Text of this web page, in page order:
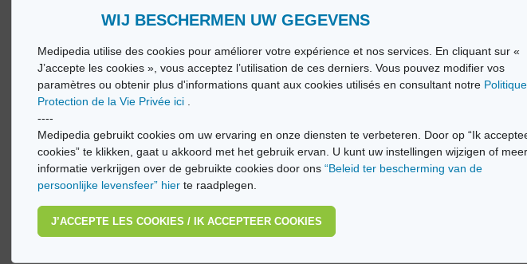
WIJ BESCHERMEN UW GEGEVENS
Medipedia utilise des cookies pour améliorer votre expérience et nos services. En cliquant sur «
J’accepte les cookies », vous acceptez l’utilisation de ces derniers. Vous pouvez modifier vos
paramètres ou obtenir plus d'informations quant aux cookies utilisés en consultant notre
Protection de la Vie Privée ici .
----
Medipedia gebruikt cookies om uw ervaring en onze diensten te verbeteren. Door op “Ik
cookies” te klikken, gaat u akkoord met het gebruik ervan. U kunt uw instellingen wijzigen of meer
informatie verkrijgen over de gebruikte cookies door ons“Beleid ter bescherming van de
persoonlijke levensfeer” hier te raadplegen.
J’ACCEPTE LES COOKIES / IK ACCEPTEER COOKIES
© Vivio sa, 2014-2026 - Tous droits
Dernière